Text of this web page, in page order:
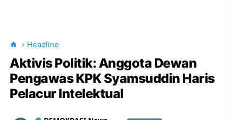
Headline
Aktivis Politik: Anggota Dewan
Pengawas KPK Syamsuddin Haris
Pelacur Intelektual